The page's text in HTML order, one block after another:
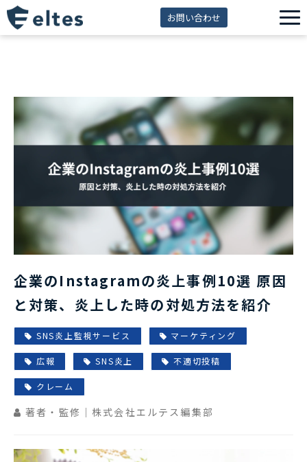
お問い合わせ
セミナー
資料ダウンロード
eltes insight
企業のInstagramの炎上事例10選 原因
と対策、炎上した時の対処方法を紹介
SNS炎上監視サービス マーケティング
広報 SNS炎上 不適切投稿
クレーム
著者・監修｜株式会社エルテス編集部